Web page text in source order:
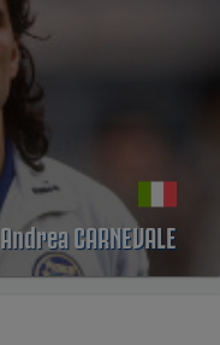
Andrea CARNEVALE